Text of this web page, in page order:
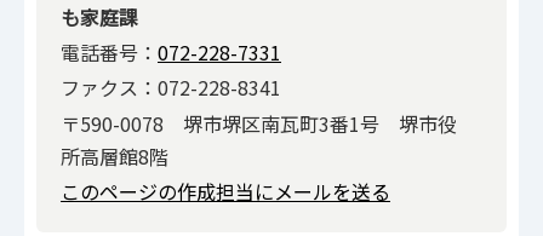
も家庭課
電話番号： 072-228-7331
ファクス：072-228-8341
〒590-0078 堺市堺区南瓦町3番1号 堺市役
所高層館8階
このページの作成担当にメールを送る